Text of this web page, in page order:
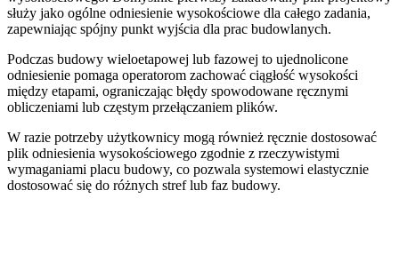
służy jako ogólne odniesienie wysokościowe dla całego zadania,
zapewniając spójny punkt wyjścia dla prac budowlanych.
Podczas budowy wieloetapowej lub fazowej to ujednolicone
odniesienie pomaga operatorom zachować ciągłość wysokości
między etapami, ograniczając błędy spowodowane ręcznymi
obliczeniami lub częstym przełączaniem plików.
W razie potrzeby użytkownicy mogą również ręcznie dostosować
plik odniesienia wysokościowego zgodnie z rzeczywistymi
wymaganiami placu budowy, co pozwala systemowi elastycznie
dostosować się do różnych stref lub faz budowy.